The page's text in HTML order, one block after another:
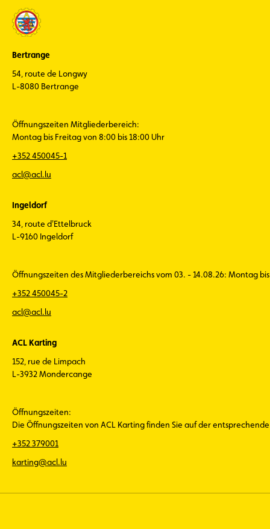
Bertrange
54, route de Longwy
L-8080 Bertrange
Öffnungszeiten Mitgliederbereich:
Montag bis Freitag von 8:00 bis 18:00 Uhr
+352 450045-1
acl@acl.lu
Ingeldorf
34, route d'Ettelbruck
L-9160 Ingeldorf
Öffnungszeiten des Mitgliederbereichs vom 03. - 14.08.26: Montag
+352 450045-2
acl@acl.lu
ACL Karting
152, rue de Limpach
L-3932 Mondercange
Öffnungszeiten:
Die Öffnungszeiten von ACL Karting finden Sie auf der
+352 379001
karting@acl.lu